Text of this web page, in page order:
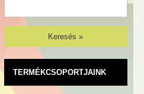
Keresés »
TERMÉKCSOPORTJAINK